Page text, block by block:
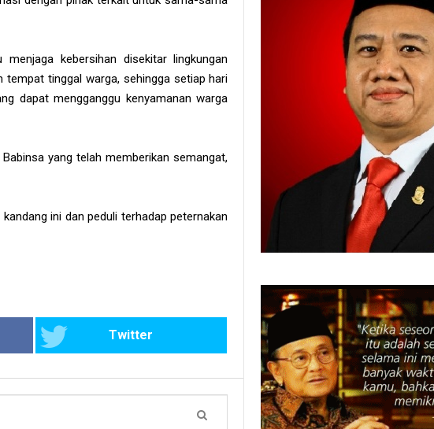
kebersihan disekitar lingkungan
tempat tinggal warga, sehingga setiap hari
dapat mengganggu kenyamanan warga
yang telah memberikan semangat,
ini dan peduli terhadap peternakan
Twitter